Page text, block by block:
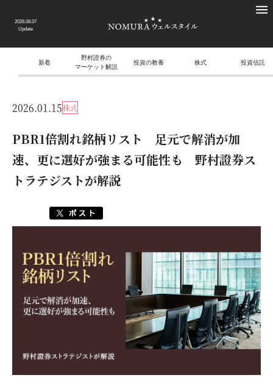
2026.08.07
Update
新着
野村證券の
マーケット解説
投資の教養 株式 投資信託
2026.01.15株式
PBR1倍割れ銘柄リスト 足元で解消が加
速、更に選好が強まる可能性も 野村證券ス
トラテジストが解説